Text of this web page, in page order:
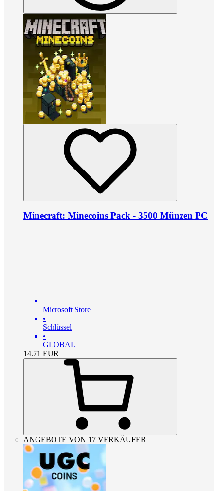
Minecraft: Minecoins Pack - 3500 Münzen PC
Microsoft Store
•
Schlüssel
•
GLOBAL
14.71 EUR
ANGEBOTE VON 17 VERKÄUFER